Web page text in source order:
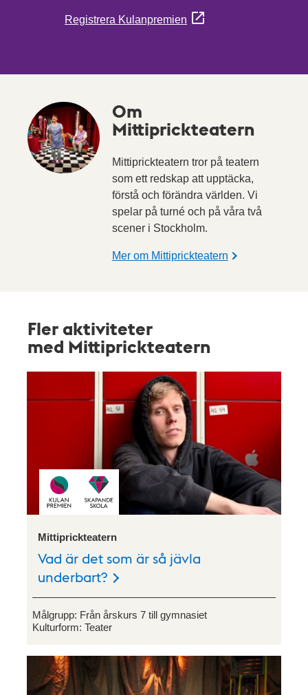
Registrera Kulanpremien
Om
Mittiprickteatern
Mittiprickteatern tror på teatern
som ett redskap att upptäcka,
förstå och förändra världen. Vi
spelar på turné och på våra två
scener i Stockholm.
Mer om Mittiprickteatern
Fler aktiviteter
med Mittiprickteatern
Mittiprickteatern
Vad är det som är så jävla
underbart?
Målgrupp: Från årskurs 7 till gymnasiet
Kulturform: Teater